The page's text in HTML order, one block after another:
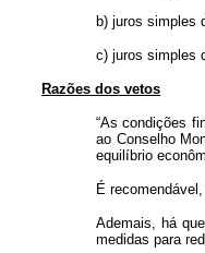
b) juros simples
c) juros simples
Razões dos vetos
“As condições
ao Conselho
equilíbrio
É
Ademais, há
medidas para